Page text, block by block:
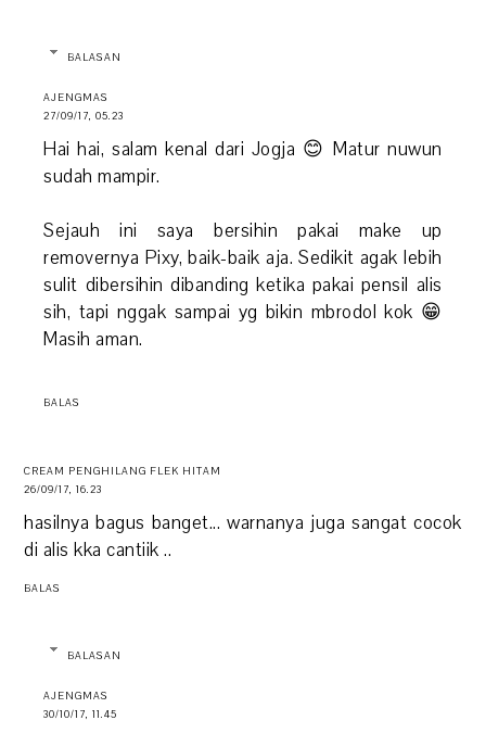
BALASAN
AJENGMAS
27/09/17, 05.23
Hai hai, salam kenal dari Jogja 😊 Matur nuwun
sudah mampir.
Sejauh ini saya bersihin pakai make up
removernya Pixy, baik-baik aja. Sedikit agak lebih
sulit dibersihin dibanding ketika pakai pensil alis
sih, tapi nggak sampai yg bikin mbrodol kok 😁
Masih aman.
BALAS
CREAM PENGHILANG FLEK HITAM
26/09/17, 16.23
hasilnya bagus banget... warnanya juga sangat cocok
di alis kka cantiik ..
BALAS
BALASAN
AJENGMAS
30/10/17, 11.45